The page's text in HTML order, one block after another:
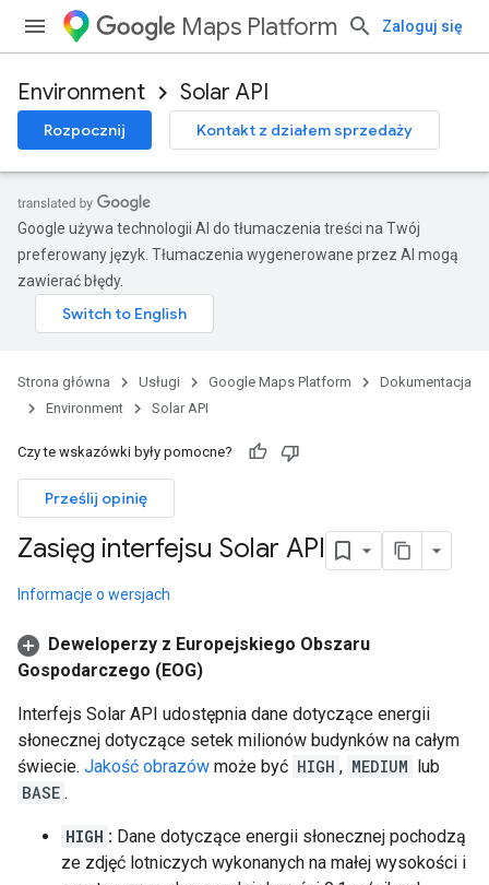
Maps Platform Zaloguj się
Environment Solar API
Rozpocznij Kontakt z działem sprzedaży
Google używa technologii AI do tłumaczenia treści na Twój
preferowany język. Tłumaczenia wygenerowane przez AI mogą
zawierać błędy.
Strona główna Usługi Google Maps Platform
Dokumentacja
Environment
Solar API
Czy te wskazówki były pomocne?
Prześlij opinię
Zasięg interfejsu Solar API
Informacje o wersjach
Deweloperzy z Europejskiego Obszaru
Gospodarczego (EOG)
Interfejs Solar API udostępnia dane dotyczące energii
słonecznej dotyczące setek milionów budynków na całym
świecie. Jakość obrazów może być HIGH , MEDIUM lub
BASE .
HIGH : Dane dotyczące energii słonecznej pochodzą
ze zdjęć lotniczych wykonanych na małej wysokości i